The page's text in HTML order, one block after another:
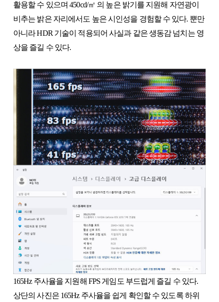
활용할 수 있으며 450cd/㎡ 의 높은 밝기를 지원해 자연광이
비추는 밝은 자리에서도 높은 시인성을 경험할 수 있다. 뿐만
아니라 HDR 기술이 적용되어 사실과 같은 생동감 넘치는 영
상을 즐길 수 있다.
165Hz 주사율을 지원해 FPS 게임도 부드럽게 즐길 수 있다.
상단의 사진은 165Hz 주사율을 쉽게 확인할 수 있도록 하위